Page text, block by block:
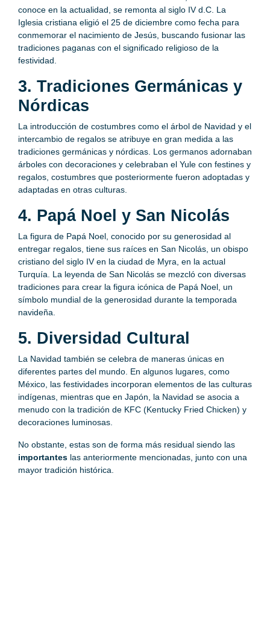
conoce en la actualidad, se remonta al siglo IV d.C. La
Iglesia cristiana eligió el 25 de diciembre como fecha para
conmemorar el nacimiento de Jesús, buscando fusionar las
tradiciones paganas con el significado religioso de la
festividad.
3. Tradiciones Germánicas y
Nórdicas
La introducción de costumbres como el árbol de Navidad y el
intercambio de regalos se atribuye en gran medida a las
tradiciones germánicas y nórdicas. Los germanos adornaban
árboles con decoraciones y celebraban el Yule con festines y
regalos, costumbres que posteriormente fueron adoptadas y
adaptadas en otras culturas.
4. Papá Noel y San Nicolás
La figura de Papá Noel, conocido por su generosidad al
entregar regalos, tiene sus raíces en San Nicolás, un obispo
cristiano del siglo IV en la ciudad de Myra, en la actual
Turquía. La leyenda de San Nicolás se mezcló con diversas
tradiciones para crear la figura icónica de Papá Noel, un
símbolo mundial de la generosidad durante la temporada
navideña.
5. Diversidad Cultural
La Navidad también se celebra de maneras únicas en
diferentes partes del mundo. En algunos lugares, como
México, las festividades incorporan elementos de las culturas
indígenas, mientras que en Japón, la Navidad se asocia a
menudo con la tradición de KFC (Kentucky Fried Chicken) y
decoraciones luminosas.
No obstante, estas son de forma más residual siendo las
importantes las anteriormente mencionadas, junto con una
mayor tradición histórica.